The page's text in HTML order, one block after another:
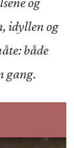
idyllen og
både
gang.